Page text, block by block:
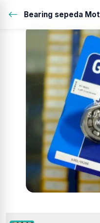
Bearing sepeda